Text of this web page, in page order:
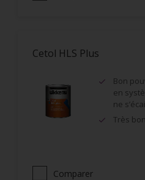
Cetol HLS Plus
Bon
en
ne
Très
Comparer